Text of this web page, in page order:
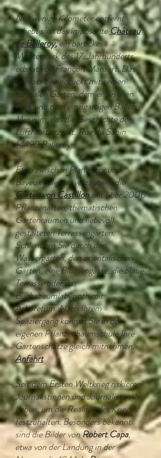
Nur wenige Kilometer entfernt
erhebt sich das imposanteChâteau
de Balleroy,ein barockes
Meisterwerk des 17. Jahrhunderts,
erbaut von François Mansart. Das
Schloss beeindruckt mit seinen
formalen Gärten, dem englischen
Park und dem einzigartigen Ballon-
Museum, das die Geschichte der
Luftfahrt erzählt. Rue du Sapin
14490 Balleroy
Etwa zwischen Planquery und
Bayeux gelegen, verzaubern die
Gärten vonCastillonmit über 2000
Pflanzenarten, thematischen
Gartenräumen und liebevoll
gestalteten Terrassengärten.
Schlendern Sie durch den
Wassergarten, den orientalischen
Garten, eine Blumengasse, die blaue
Terrasse oder das
Buchsbaumlabyrinth mit
Arboretum. Nach Ihrem
Spaziergang können Sie in der
eigenen Pflanzenbaumschule Ihre
Gartenschätze gleich mitnehmen.
Anfahrt
Seit dem Ersten Weltkrieg riskieren
Journalistinnen und Journalisten ihr
Leben, um die Realität des Krieges
festzuhalten. Besonders bekannt
sind die Bilder vonRobert Capa,
etwa von der Landung in der